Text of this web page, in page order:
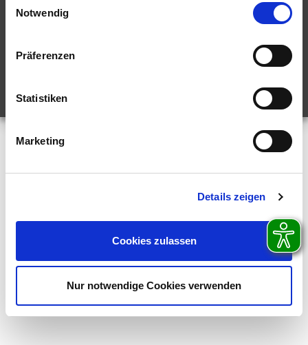
Notwendig
Präferenzen
Statistiken
Marketing
Details zeigen
Cookies zulassen
Nur notwendige Cookies verwenden
PRESSE-ARCHIV